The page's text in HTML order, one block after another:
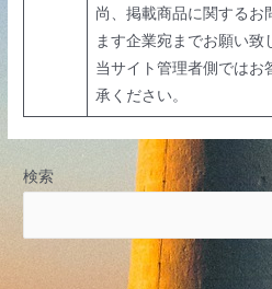
尚、掲載商品に関するお
ます企業宛までお願い致
当サイト管理者側ではお
承ください。
検索